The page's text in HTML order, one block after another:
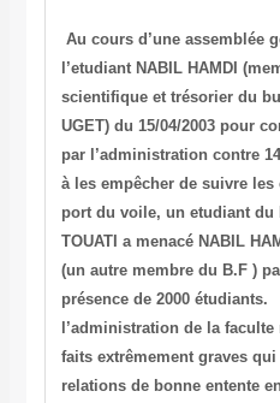
Au cours d’une assemblée
l’etudiant NABIL HAMDI
scientifique et trésorier du
UGET) du 15/04/2003 pour
par l’administration contre
à les empêcher de suivre
port du voile, un etudiant du
TOUATI a menacé NABIL
(un autre membre du B.F )
présence de 2000 étudiants.
l’administration de la
faits extrêmement graves
relations de bonne entente